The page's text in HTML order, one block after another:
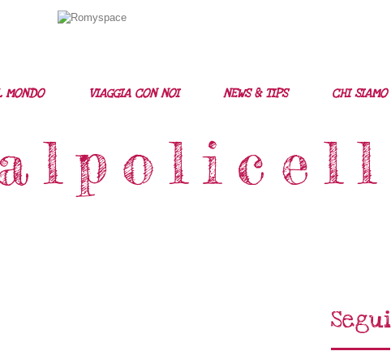
MONDO VIAGGIA CON NOI NEWS & TIPS CHI SIAMO
Mondo
Con Noi
Tips